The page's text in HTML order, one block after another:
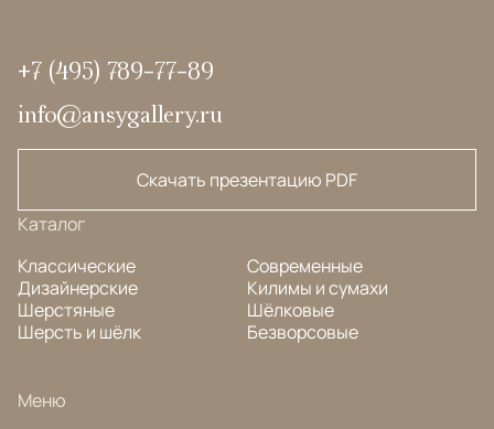
+7 (495) 789-77-89
info@ansygallery.ru
Скачать презентацию PDF
Каталог
Классические
Дизайнерские
Шерстяные
Шерсть и шёлк
Современные
Килимы и сумахи
Шёлковые
Безворсовые
Меню